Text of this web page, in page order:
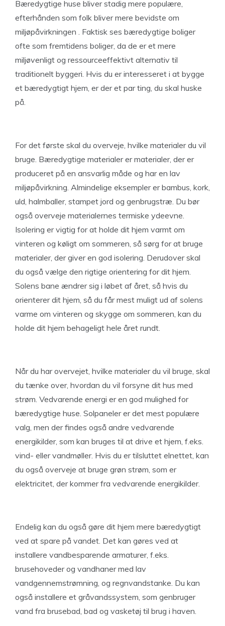
Bæredygtige huse bliver stadig mere populære,
efterhånden som folk bliver mere bevidste om
miljøpåvirkningen . Faktisk ses bæredygtige boliger
ofte som fremtidens boliger, da de er et mere
miljøvenligt og ressourceeffektivt alternativ til
traditionelt byggeri. Hvis du er interesseret i at bygge
et bæredygtigt hjem, er der et par ting, du skal huske
på.
For det første skal du overveje, hvilke materialer du vil
bruge. Bæredygtige materialer er materialer, der er
produceret på en ansvarlig måde og har en lav
miljøpåvirkning. Almindelige eksempler er bambus, kork,
uld, halmballer, stampet jord og genbrugstræ. Du bør
også overveje materialernes termiske ydeevne.
Isolering er vigtig for at holde dit hjem varmt om
vinteren og køligt om sommeren, så sørg for at bruge
materialer, der giver en god isolering. Derudover skal
du også vælge den rigtige orientering for dit hjem.
Solens bane ændrer sig i løbet af året, så hvis du
orienterer dit hjem, så du får mest muligt ud af solens
varme om vinteren og skygge om sommeren, kan du
holde dit hjem behageligt hele året rundt.
Når du har overvejet, hvilke materialer du vil bruge, skal
du tænke over, hvordan du vil forsyne dit hus med
strøm. Vedvarende energi er en god mulighed for
bæredygtige huse. Solpaneler er det mest populære
valg, men der findes også andre vedvarende
energikilder, som kan bruges til at drive et hjem, f.eks.
vind- eller vandmøller. Hvis du er tilsluttet elnettet, kan
du også overveje at bruge grøn strøm, som er
elektricitet, der kommer fra vedvarende energikilder.
Endelig kan du også gøre dit hjem mere bæredygtigt
ved at spare på vandet. Det kan gøres ved at
installere vandbesparende armaturer, f.eks.
brusehoveder og vandhaner med lav
vandgennemstrømning, og regnvandstanke. Du kan
også installere et gråvandssystem, som genbruger
vand fra brusebad, bad og vasketøj til brug i haven.